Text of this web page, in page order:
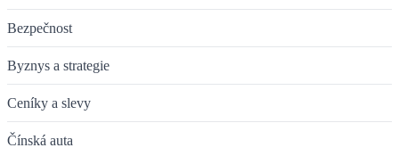
Bezpečnost
Byznys a strategie
Ceníky a slevy
Čínská auta